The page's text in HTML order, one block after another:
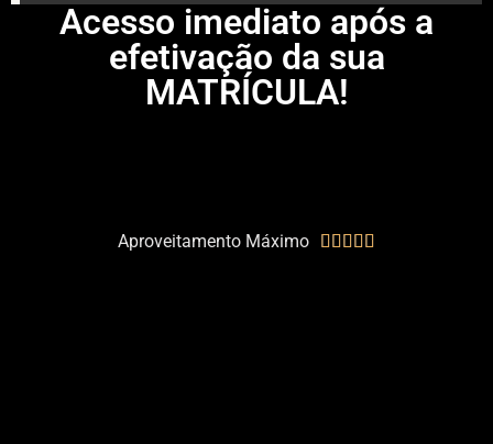
Acesso imediato após a
efetivação da sua
MATRÍCULA!
Aproveitamento Máximo     